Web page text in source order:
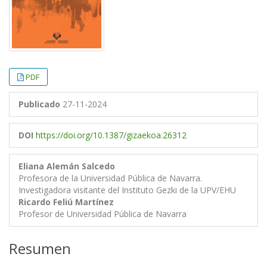
PDF
Publicado 27-11-2024
DOI https://doi.org/10.1387/gizaekoa.26312
Eliana Alemán Salcedo
Profesora de la Universidad Pública de Navarra.
Investigadora visitante del Instituto Gezki de la UPV/EHU
Ricardo Feliú Martínez
Profesor de Universidad Pública de Navarra
Resumen